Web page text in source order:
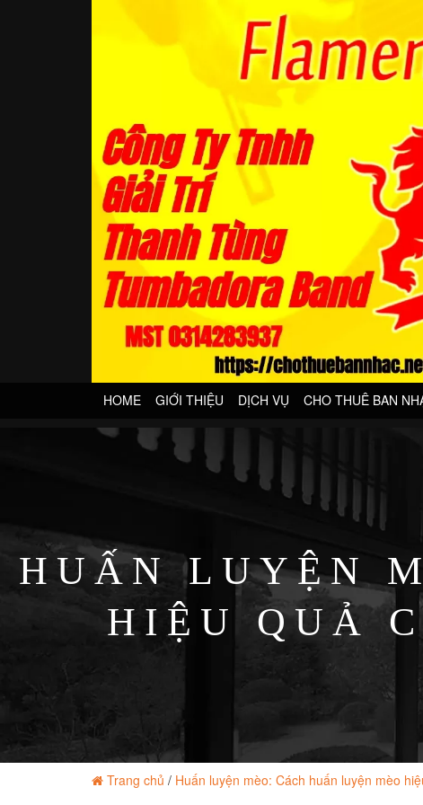
HOME GIỚI THIỆU DỊCH VỤ CHO THUÊ BAN
HUẤN LUYỆN
HIỆU QUẢ
Trang chủ / Huấn luyện mèo: Cách huấn luyện mèo